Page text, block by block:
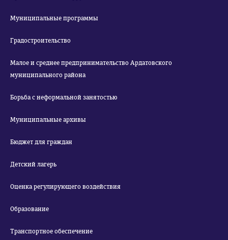
Муниципальные программы
Градостроительство
Малое и среднее предпринимательство Ардатовского
муниципального района
Борьба с неформальной занятостью
Муниципальные архивы
Бюджет для граждан
Детский лагерь
Оценка регулирующего воздействия
Образование
Транспортное обеспечение